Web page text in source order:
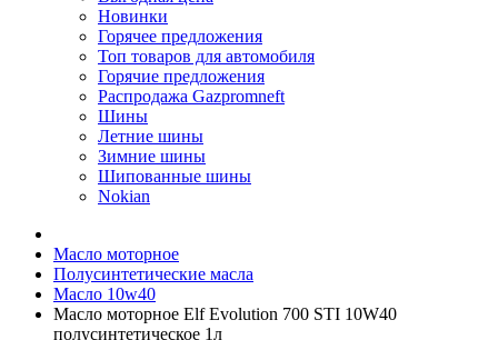
Новинки
Горячее предложения
Топ товаров для автомобиля
Горячие предложения
Распродажа Gazpromneft
Шины
Летние шины
Зимние шины
Шипованные шины
Nokian
Масло моторное
Полусинтетические масла
Масло 10w40
Масло моторное Elf Evolution 700 STI 10W40
полусинтетическое 1л